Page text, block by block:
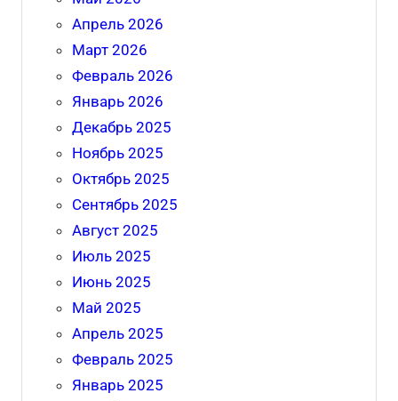
Апрель 2026
Март 2026
Февраль 2026
Январь 2026
Декабрь 2025
Ноябрь 2025
Октябрь 2025
Сентябрь 2025
Август 2025
Июль 2025
Июнь 2025
Май 2025
Апрель 2025
Февраль 2025
Январь 2025